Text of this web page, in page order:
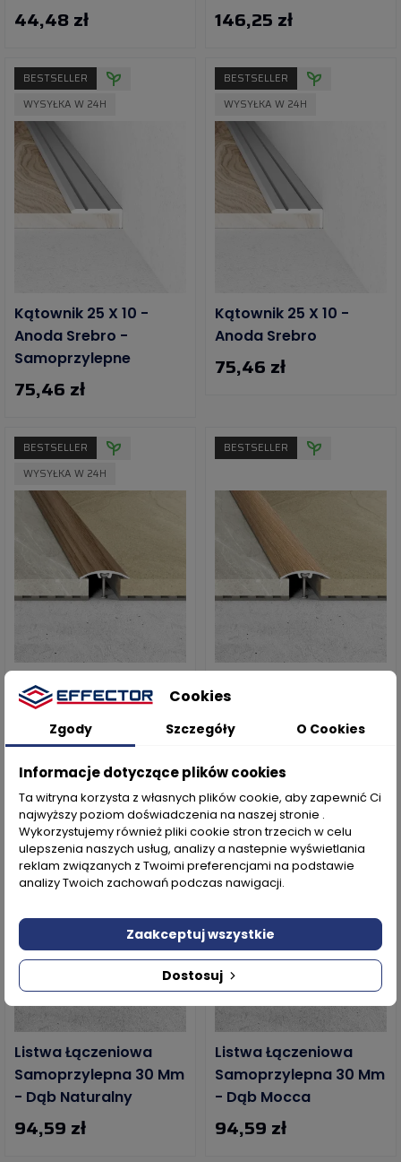
44,48 zł 146,25 zł
Kątownik 25 X 10 -
Anoda Srebro -
Samoprzylepne
75,46 zł
BESTSELLER
WYSYŁKA W 24H
Kątownik 25 X 10 -
Anoda Srebro
75,46 zł
BESTSELLER
WYSYŁKA W 24H
Listwa Łączeniowa Z
Uszczelką Silikonową -
Okleina Dąb
167,34 zł
BESTSELLER
WYSYŁKA W 24H
Uszczelką Silikonową -
Okleina Dąb Naturalny
105,89 zł
BESTSELLER
Listwa Łączeniowa
Samoprzylepna 30 Mm
- Dąb Naturalny
94,59 zł
BESTSELLER
WYSYŁKA W 24H
Listwa Łączeniowa
Samoprzylepna 30 Mm
- Dąb Mocca
94,59 zł
WYSYŁKA W 24H
Cookies
Zgody Szczegóły O Cookies
Informacje dotyczące plików cookies
Ta witryna korzysta z własnych plików cookie, aby zapewnić Ci
najwyższy poziom doświadczenia na naszej stronie .
Wykorzystujemy również pliki cookie stron trzecich w celu
ulepszenia naszych usług, analizy a nastepnie wyświetlania
reklam związanych z Twoimi preferencjami na podstawie
analizy Twoich zachowań podczas nawigacji.
Dostosuj
Zaakceptuj wszystkie